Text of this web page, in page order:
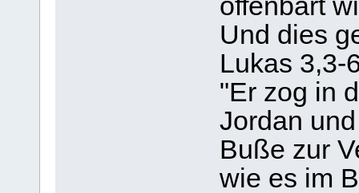
offenbart
Und dies
Lukas 3,3-
"Er zog in
Jordan
Buße zur
wie es im